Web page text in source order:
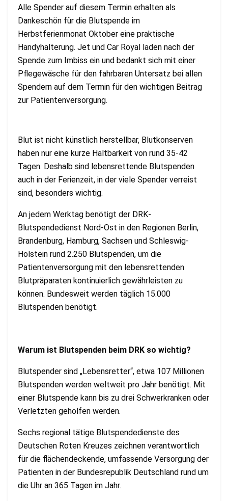
Alle Spender auf diesem Termin erhalten als
Dankeschön für die Blutspende im
Herbstferienmonat Oktober eine praktische
Handyhalterung. Jet und Car Royal laden nach der
Spende zum Imbiss ein und bedankt sich mit einer
Pflegewäsche für den fahrbaren Untersatz bei allen
Spendern auf dem Termin für den wichtigen Beitrag
zur Patientenversorgung.
Blut ist nicht künstlich herstellbar, Blutkonserven
haben nur eine kurze Haltbarkeit von rund 35-42
Tagen. Deshalb sind lebensrettende Blutspenden
auch in der Ferienzeit, in der viele Spender verreist
sind, besonders wichtig.
An jedem Werktag benötigt der DRK-
Blutspendedienst Nord-Ost in den Regionen Berlin,
Brandenburg, Hamburg, Sachsen und Schleswig-
Holstein rund 2.250 Blutspenden, um die
Patientenversorgung mit den lebensrettenden
Blutpräparaten kontinuierlich gewährleisten zu
können. Bundesweit werden täglich 15.000
Blutspenden benötigt.
Warum ist Blutspenden beim DRK so wichtig?
Blutspender sind „Lebensretter“, etwa 107 Millionen
Blutspenden werden weltweit pro Jahr benötigt. Mit
einer Blutspende kann bis zu drei Schwerkranken oder
Verletzten geholfen werden.
Sechs regional tätige Blutspendedienste des
Deutschen Roten Kreuzes zeichnen verantwortlich
für die flächendeckende, umfassende Versorgung der
Patienten in der Bundesrepublik Deutschland rund um
die Uhr an 365 Tagen im Jahr.